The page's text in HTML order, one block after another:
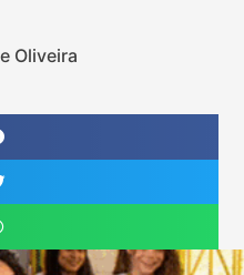
Oliveira